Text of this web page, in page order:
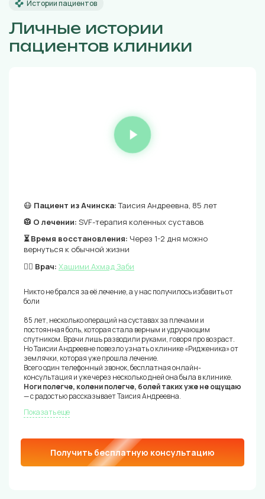
Истории пациентов
Личные истории
пациентов клиники
😷 Пациент из Ачинска:Таисия Андреевна, 85 лет
🥼 О лечении: SVF-терапия коленных суставов
⏳ Время восстановления: Через 1-2 дня можно
вернуться к обычной жизни
👨‍⚕️ Врач: Хашими Ахмад Заби
Никто не брался за её лечение, а у нас получилось избавить от
боли
85 лет, несколько операций на суставах за плечами и
постоянная боль, которая стала верным и удручающим
спутником. Врачи лишь разводили руками, говоря про возраст.
Но Таисии Андреевне повезло узнать о клинике «Ридженика» от
землячки, которая уже прошла лечение.
Всего один телефонный звонок, бесплатная онлайн-
консультация и уже через несколько дней она была в клинике.
Ноги полегче, колени полегче, болей таких уже не ощущаю
— с радостью рассказывает Таисия Андреевна.
Показать еще
Получить бесплатную консультацию